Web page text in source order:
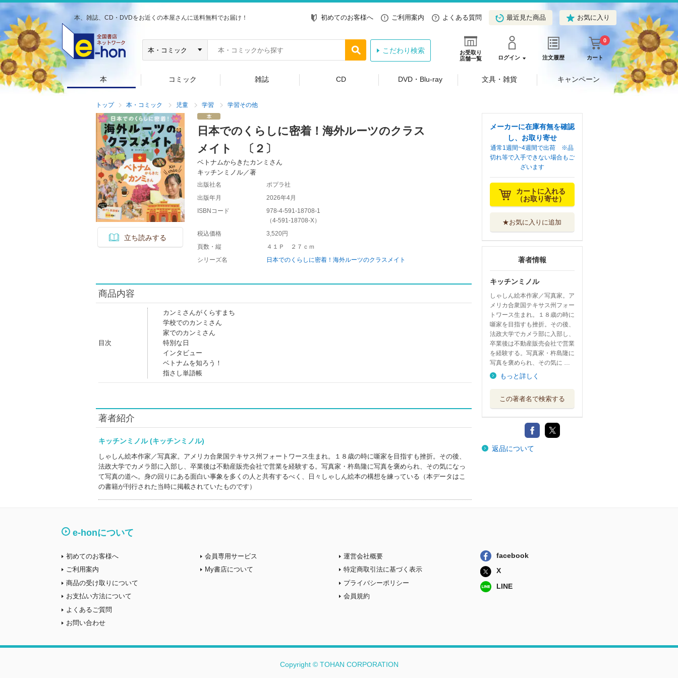
本、雑誌、CD・DVDをお近くの本屋さんに送料無料でお届け！ 初めてのお客様へ ご利用案内 よくある質問 最近見た商品 お気に入り
お受取り
店舗一覧
ログイン 注文履歴 カート
0
こだわり検索
本 コミック 雑誌 CD DVD・Blu-ray 文具・雑貨 キャンペーン
トップ 本・コミック 児童 学習 学習その他
立ち読みする
日本でのくらしに密着！海外ルーツのクラス
メイト 〔２〕
ベトナムからきたカンミさん
キッチンミノル／著
出版社名
ポプラ社
出版年月
2026年4月
ISBNコード
978-4-591-18708-1
（4-591-18708-X）
税込価格
3,520円
頁数・縦
４１Ｐ ２７ｃｍ
シリーズ名
日本でのくらしに密着！海外ルーツのクラスメイト
商品内容
目次
カンミさんがくらすまち
学校でのカンミさん
家でのカンミさん
特別な日
インタビュー
ベトナムを知ろう！
指さし単語帳
著者紹介
キッチンミノル (キッチンミノル)
しゃしん絵本作家／写真家。アメリカ合衆国テキサス州フォートワース生まれ。１８歳の時に噺家を目指すも挫折。その後、
法政大学でカメラ部に入部し、卒業後は不動産販売会社で営業を経験する。写真家・杵島隆に写真を褒められ、その気になっ
て写真の道へ。身の回りにある面白い事象を多くの人と共有するべく、日々しゃしん絵本の構想を練っている（本データはこ
の書籍が刊行された当時に掲載されていたものです）
メーカーに在庫有無を確認
し、お取り寄せ
通常1週間~4週間で出荷 ※品
切れ等で入手できない場合もご
ざいます
カートに入れる
（お取り寄せ）
★お気に入りに追加
著者情報
キッチンミノル
しゃしん絵本作家／写真家。ア
メリカ合衆国テキサス州フォー
トワース生まれ。１８歳の時に
噺家を目指すも挫折。その後、
法政大学でカメラ部に入部し、
卒業後は不動産販売会社で営業
を経験する。写真家・杵島隆に
写真を褒められ、その気に …
もっと詳しく
この著者名で検索する
返品について
e-honについて
初めてのお客様へ
ご利用案内
商品の受け取りについて
お支払い方法について
よくあるご質問
お問い合わせ
会員専用サービス
My書店について
運営会社概要
特定商取引法に基づく表示
プライバシーポリシー
会員規約
facebook
X
LINE
Copyright © TOHAN CORPORATION